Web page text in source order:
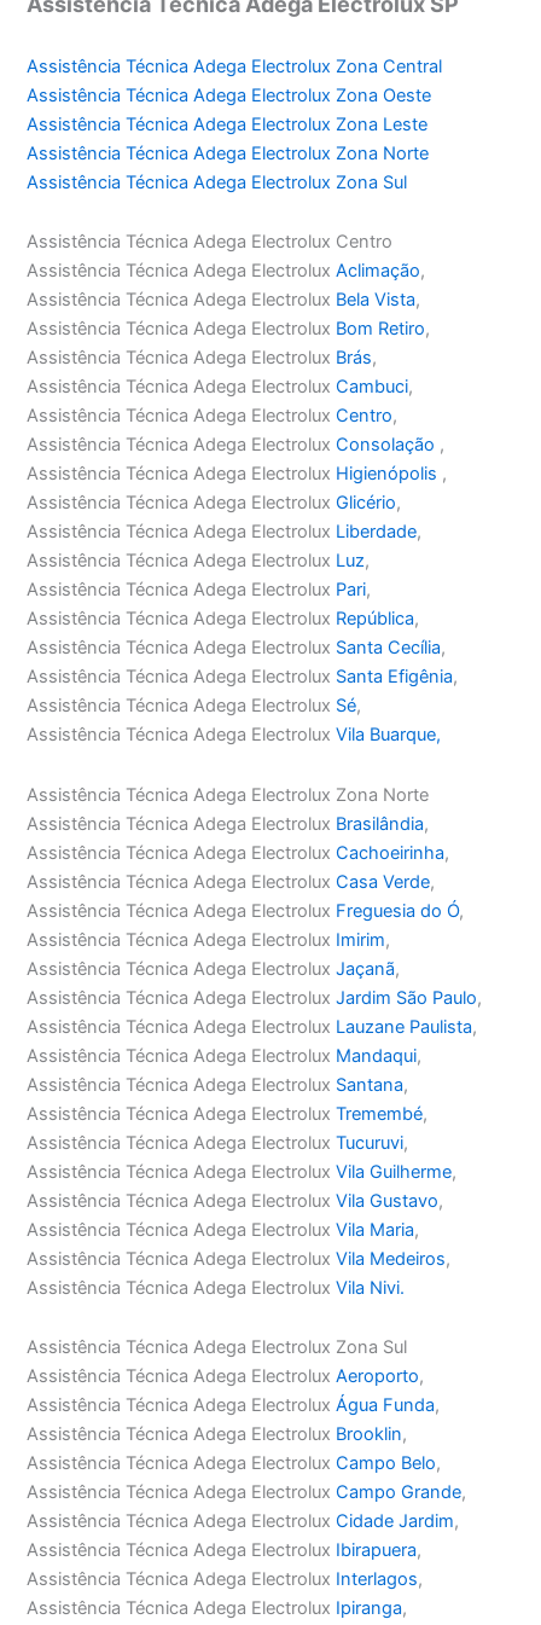
Assistência Técnica Adega Electrolux Zona Central
Assistência Técnica Adega Electrolux Zona Oeste
Assistência Técnica Adega Electrolux Zona Leste
Assistência Técnica Adega Electrolux Zona Norte
Assistência Técnica Adega Electrolux Zona Sul
Assistência Técnica Adega Electrolux Centro
Assistência Técnica Adega ElectroluxAclimação,
Assistência Técnica Adega Electrolux Bela Vista,
Assistência Técnica Adega Electrolux Bom Retiro,
Assistência Técnica Adega Electrolux Brás,
Assistência Técnica Adega ElectroluxCambuci,
Assistência Técnica Adega ElectroluxCentro,
Assistência Técnica Adega ElectroluxConsolação ,
Assistência Técnica Adega Electrolux Higienópolis ,
Assistência Técnica Adega ElectroluxGlicério,
Assistência Técnica Adega Electrolux Liberdade,
Assistência Técnica Adega Electrolux Luz,
Assistência Técnica Adega Electrolux Pari,
Assistência Técnica Adega Electrolux República,
Assistência Técnica Adega Electrolux Santa Cecília,
Assistência Técnica Adega Electrolux Santa Efigênia,
Assistência Técnica Adega Electrolux Sé,
Assistência Técnica Adega ElectroluxVila Buarque,
Assistência Técnica Adega Electrolux Zona Norte
Assistência Técnica Adega Electrolux Brasilândia,
Assistência Técnica Adega ElectroluxCachoeirinha,
Assistência Técnica Adega ElectroluxCasa Verde,
Assistência Técnica Adega Electrolux Freguesia do Ó,
Assistência Técnica Adega Electrolux Imirim,
Assistência Técnica Adega ElectroluxJaçanã,
Assistência Técnica Adega ElectroluxJardim São Paulo,
Assistência Técnica Adega Electrolux Lauzane Paulista,
Assistência Técnica Adega Electrolux Mandaqui,
Assistência Técnica Adega Electrolux Santana,
Assistência Técnica Adega ElectroluxTremembé,
Assistência Técnica Adega ElectroluxTucuruvi,
Assistência Técnica Adega ElectroluxVila Guilherme,
Assistência Técnica Adega ElectroluxVila Gustavo,
Assistência Técnica Adega ElectroluxVila Maria,
Assistência Técnica Adega ElectroluxVila Medeiros,
Assistência Técnica Adega ElectroluxVila Nivi.
Assistência Técnica Adega Electrolux Zona Sul
Assistência Técnica Adega ElectroluxAeroporto,
Assistência Técnica Adega ElectroluxÁgua Funda,
Assistência Técnica Adega Electrolux Brooklin,
Assistência Técnica Adega ElectroluxCampo Belo,
Assistência Técnica Adega ElectroluxCampo Grande,
Assistência Técnica Adega ElectroluxCidade Jardim,
Assistência Técnica Adega Electrolux Ibirapuera,
Assistência Técnica Adega Electrolux Interlagos,
Assistência Técnica Adega Electrolux Ipiranga,